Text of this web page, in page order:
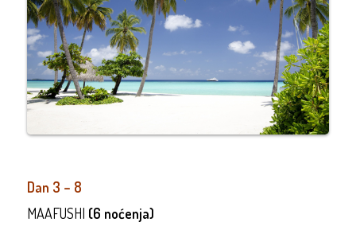
Dan 3 – 8
MAAFUSHI (6 noćenja)